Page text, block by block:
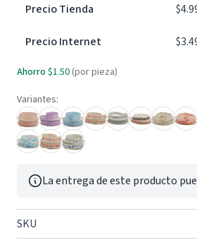
Precio Tienda
Precio Internet
Ahorro $1.50 (por pieza)
Variantes:
La entrega de este producto
SKU